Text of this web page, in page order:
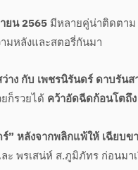
ยน 2565มีหลายคู่น่าติดตาม
มหลังและสตอรี่กันมา
าง กับ เพชรนิรันดร์ ดาบรั
ก็รวยได้ คว้าอัดฉีดก้อนโตถึ
” หลังจากพลิกแพ้ให้ เฉียบ
ะ พรเสน่ห์ ส.ภูมิภัทร ก่อนม